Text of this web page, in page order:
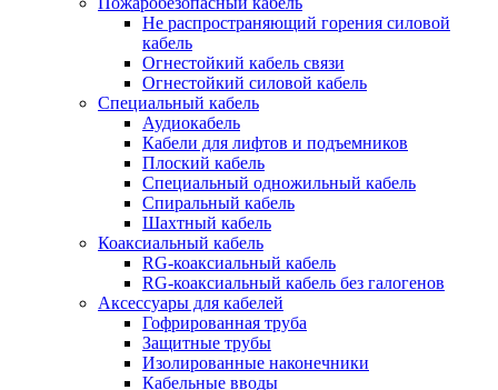
Не распространяющий горения силовой
кабель
Огнестойкий кабель связи
Огнестойкий силовой кабель
Специальный кабель
Аудиокабель
Кабели для лифтов и подъемников
Плоский кабель
Специальный одножильный кабель
Спиральный кабель
Шахтный кабель
Коаксиальный кабель
RG-коаксиальный кабель
RG-коаксиальный кабель без галогенов
Аксессуары для кабелей
Гофрированная труба
Защитные трубы
Изолированные наконечники
Кабельные вводы